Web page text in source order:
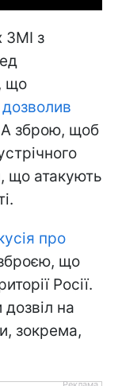
ЗМІ з
що
зброю, щоб
що атакують
про
що
Росії.
на
зокрема,